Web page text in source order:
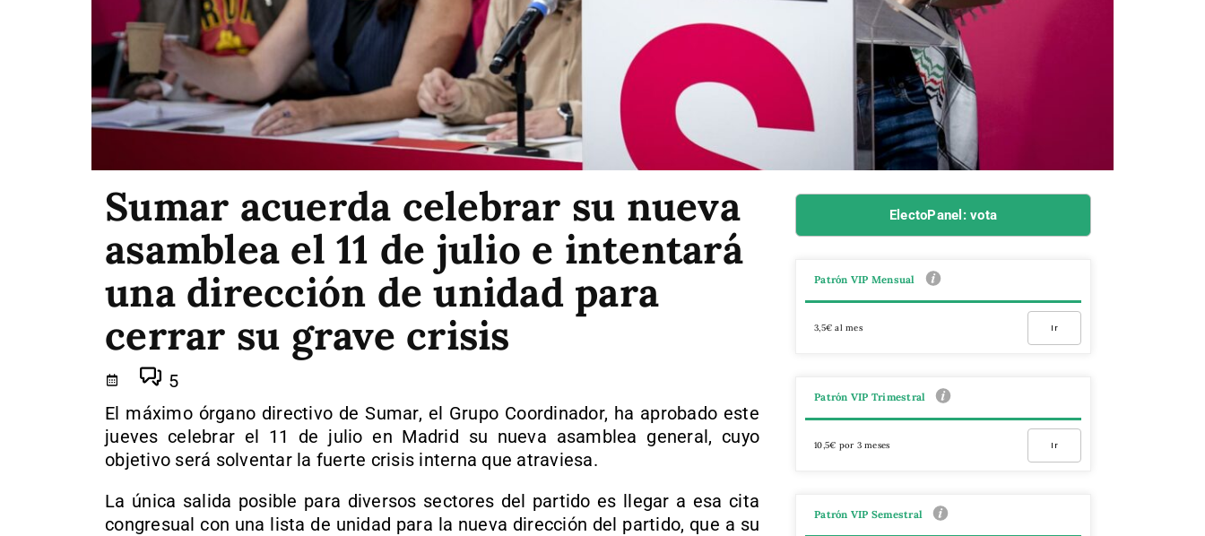
Sumar acuerda celebrar su nueva
asamblea el 11 de julio e intentará
una dirección de unidad para
cerrar su grave crisis
5
El máximo órgano directivo de Sumar, el Grupo Coordinador, ha aprobado este
jueves celebrar el 11 de julio en Madrid su nueva asamblea general, cuyo
objetivo será solventar la fuerte crisis interna que atraviesa.
La única salida posible para diversos sectores del partido es llegar a esa cita
congresual con una lista de unidad para la nueva dirección del partido, que a su
ElectoPanel: vota
Patrón VIP Mensual
3,5€ al mes Ir
Patrón VIP Trimestral
10,5€ por 3 meses Ir
Patrón VIP Semestral